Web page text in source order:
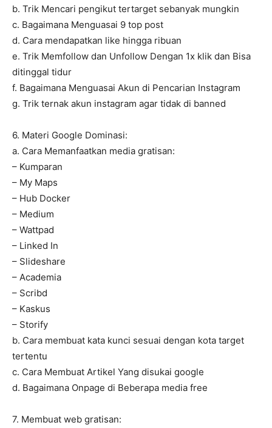
b. Trik Mencari pengikut tertarget sebanyak mungkin
c. Bagaimana Menguasai 9 top post
d. Cara mendapatkan like hingga ribuan
e. Trik Memfollow dan Unfollow Dengan 1x klik dan Bisa
ditinggal tidur
f. Bagaimana Menguasai Akun di Pencarian Instagram
g. Trik ternak akun instagram agar tidak di banned
6. Materi Google Dominasi:
a. Cara Memanfaatkan media gratisan:
– Kumparan
– My Maps
– Hub Docker
– Medium
– Wattpad
– Linked In
– Slideshare
– Academia
– Scribd
– Kaskus
– Storify
b. Cara membuat kata kunci sesuai dengan kota target
tertentu
c. Cara Membuat Artikel Yang disukai google
d. Bagaimana Onpage di Beberapa media free
7. Membuat web gratisan: